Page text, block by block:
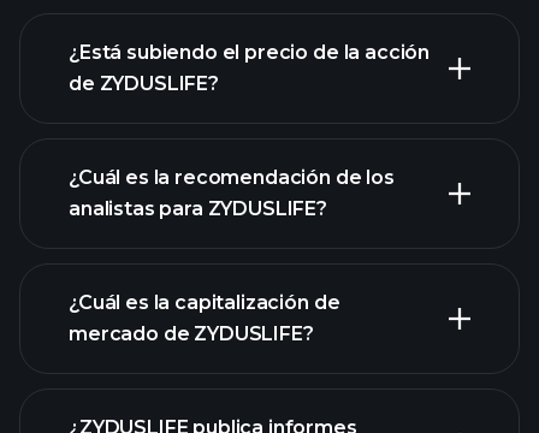
gráfico avanzado
¿Está subiendo el precio de la acción
de ZYDUSLIFE?
gráfico de
ZYDUSLIFE
¿Cuál es la recomendación de los
analistas para ZYDUSLIFE?
¿Cuál es la capitalización de
mercado de ZYDUSLIFE?
¿ZYDUSLIFE publica informes